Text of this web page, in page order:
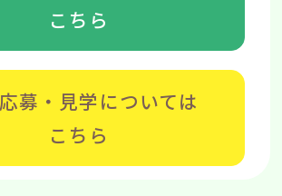
こちら
募・見学については
こちら